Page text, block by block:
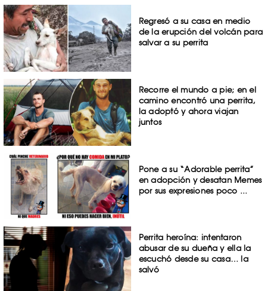
Regresó a su casa en medio
de la erupción del volcán para
salvar a su perrita
Recorre el mundo a pie; en el
camino encontró una perrita,
la adoptó y ahora viajan
juntos
Pone a su “Adorable perrita”
en adopción y desatan Memes
por sus expresiones poco ...
Perrita heroína: intentaron
abusar de su dueña y ella la
escuchó desde su casa… la
salvó